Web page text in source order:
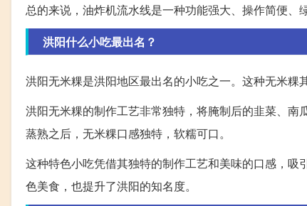
总的来说，油炸机流水线是一种功能强大、操作简便、
洪阳什么小吃最出名？
洪阳无米粿是洪阳地区最出名的小吃之一。这种无米粿
洪阳无米粿的制作工艺非常独特，将腌制后的韭菜、
蒸熟之后，无米粿口感独特，软糯可口。
这种特色小吃凭借其独特的制作工艺和美味的口感，
色美食，也提升了洪阳的知名度。